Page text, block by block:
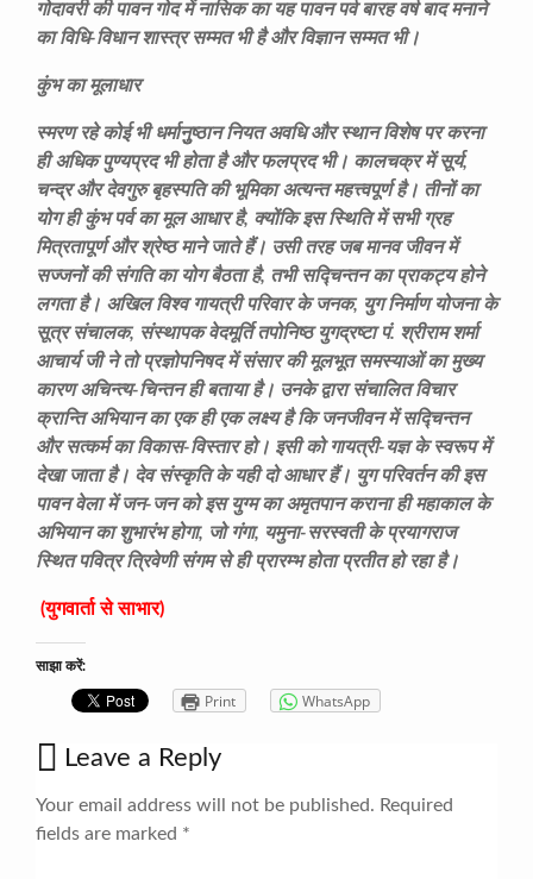
गोदावरी की पावन गोद में नासिक का यह पावन पर्व बारह वर्ष बाद मनाने
का विधि-विधान शास्त्र सम्मत भी है और विज्ञान सम्मत भी।
कुंभ का मूलाधार
स्मरण रहे कोई भी धर्मानुुष्ठान नियत अवधि और स्थान विशेष पर करना
ही अधिक पुण्यप्रद भी होता है और फलप्रद भी। कालचक्र में सूर्य,
चन्द्र और देवगुरु बृहस्पति की भूमिका अत्यन्त महत्त्वपूर्ण है। तीनों का
योग ही कुंभ पर्व का मूल आधार है, क्योंकि इस स्थिति में सभी ग्रह
मित्रतापूर्ण और श्रेष्ठ माने जाते हैं। उसी तरह जब मानव जीवन में
सज्जनों की संगति का योग बैठता है, तभी सद्चिन्तन का प्राकट्य होने
लगता है। अखिल विश्व गायत्री परिवार के जनक, युग निर्माण योजना के
सूत्र संचालक, संस्थापक वेदमूर्ति तपोनिष्ठ युगद्रष्टा पं. श्रीराम शर्मा
आचार्य जी ने तो प्रज्ञोपनिषद में संसार की मूलभूत समस्याओं का मुख्य
कारण अचिन्त्य-चिन्तन ही बताया है। उनके द्वारा संचालित विचार
क्रान्ति अभियान का एक ही एक लक्ष्य है कि जनजीवन में सद्चिन्तन
और सत्कर्म का विकास-विस्तार हो। इसी को गायत्री-यज्ञ के स्वरूप में
देखा जाता है। देव संस्कृति के यही दो आधार हैं। युग परिवर्तन की इस
पावन वेला में जन-जन को इस युग्म का अमृतपान कराना ही महाकाल के
अभियान का शुभारंभ होगा, जो गंगा, यमुना-सरस्वती के प्रयागराज
स्थित पवित्र त्रिवेणी संगम से ही प्रारम्भ होता प्रतीत हो रहा है।
(युगवार्ता से साभार)
साझा करें:
Print WhatsApp
Leave a Reply
Your email address will not be published. Required
fields are marked *